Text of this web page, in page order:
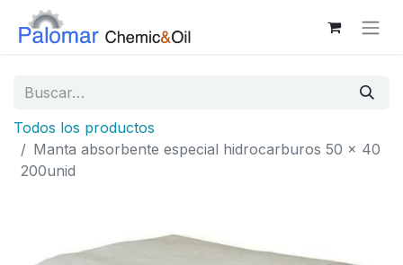
Todos los productos
Manta absorbente especial hidrocarburos 50 x 40
200unid